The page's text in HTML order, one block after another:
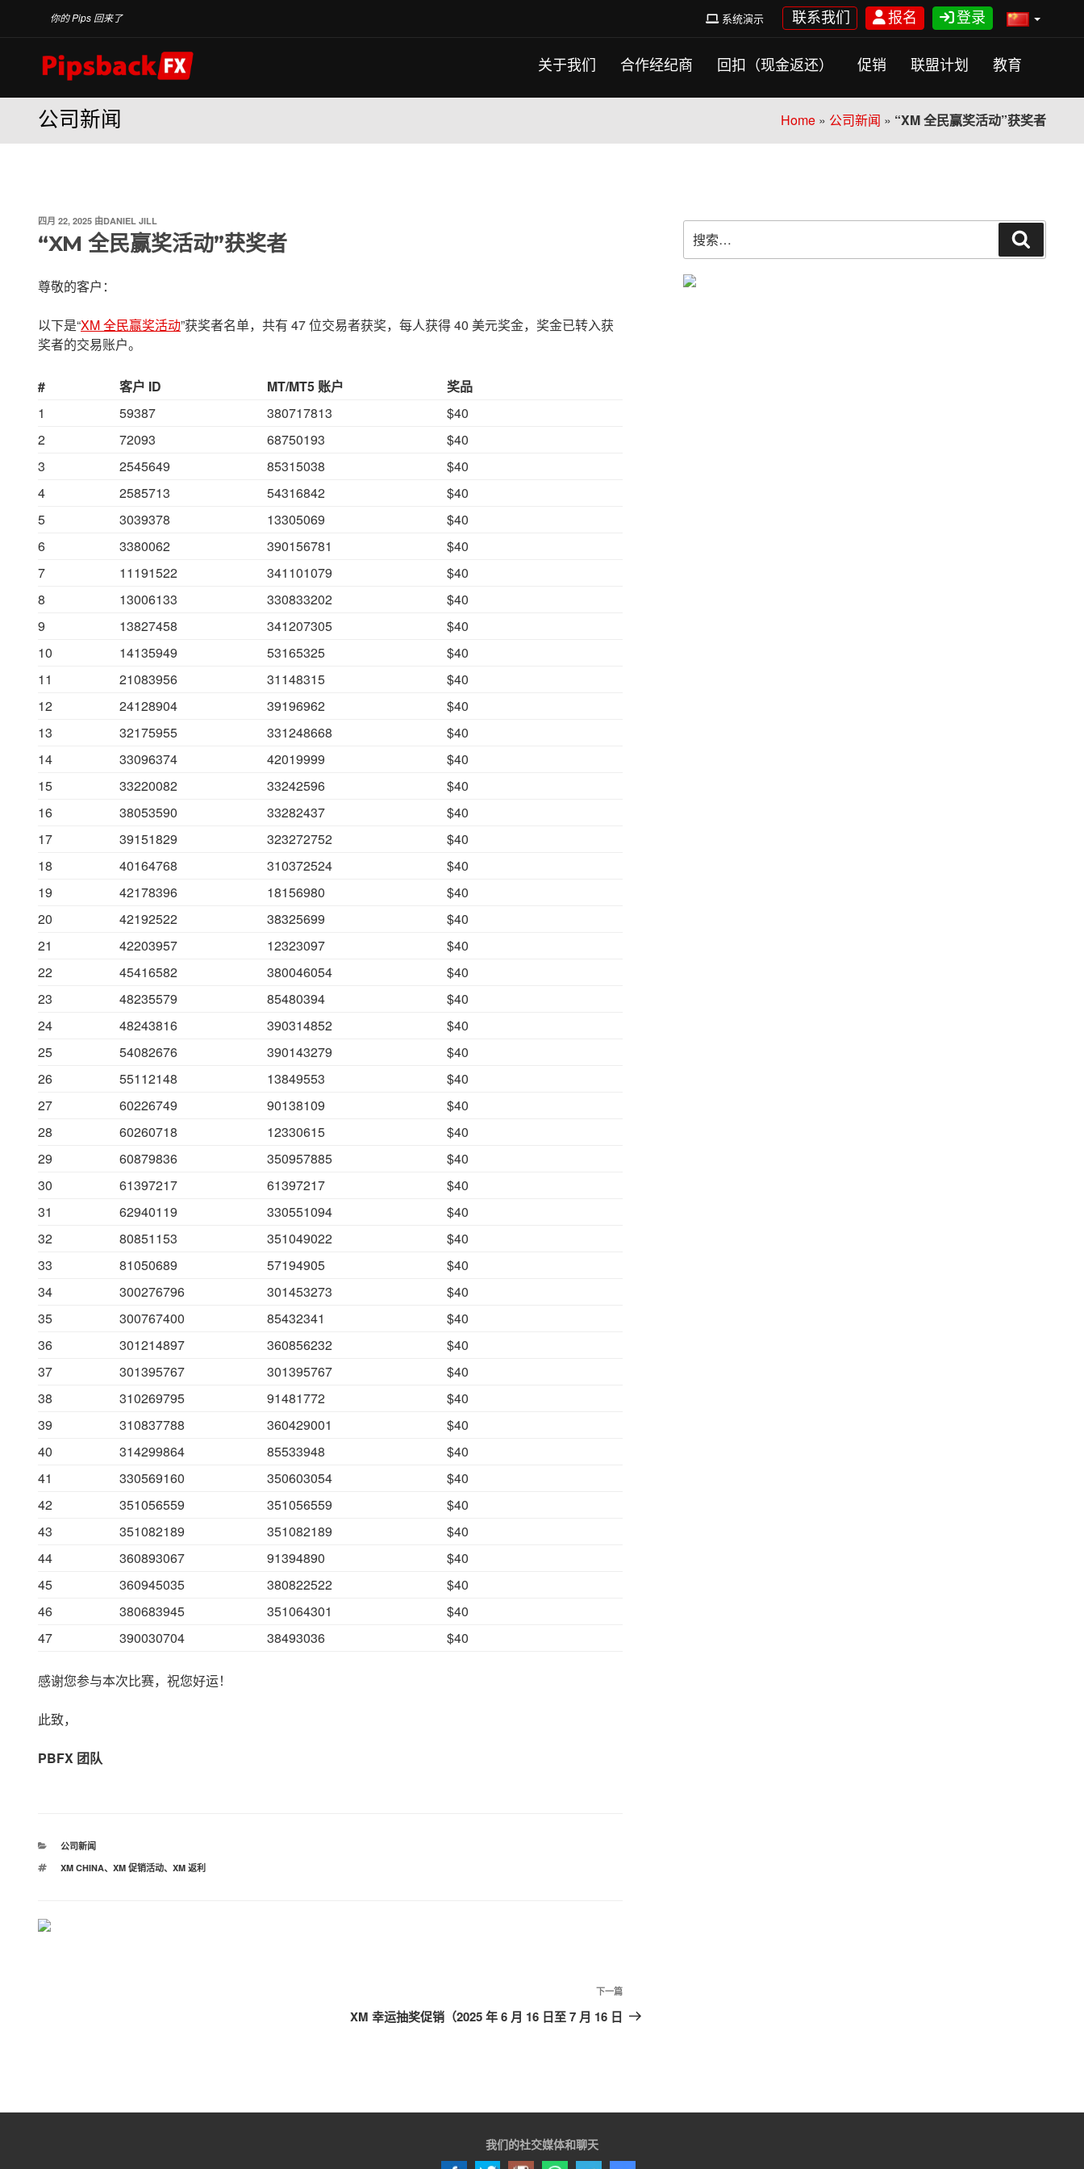
关于我们 合作经纪商 回扣（现金返还） 促销 联盟计划 教育
你的 Pips 回来了 系统演示 登录
报名
联系我们
公司新闻 Home » 公司新闻 » “XM 全民赢奖活动”获奖者
发
于
四月 22, 2025 由DANIEL JILL
“XM 全民赢奖活动”获奖者
尊敬的客户：
以下是“XM 全民赢奖活动”获奖者名单，共有 47 位交易者获奖，每人获得 40 美元奖金，奖金已转入获
奖者的交易账户。
# 客户 ID MT/MT5 账户
奖品
1
59387 380717813
$40
2
72093 68750193
$40
3
2545649 85315038
$40
4
2585713 54316842
$40
5
3039378 13305069
$40
6
3380062 390156781
$40
7
11191522 341101079
$40
8
13006133 330833202
$40
9
13827458 341207305
$40
10
14135949 53165325
$40
11
21083956 31148315
$40
12
24128904 39196962
$40
13
32175955 331248668
$40
14
33096374 42019999
$40
15
33220082 33242596
$40
16
38053590 33282437
$40
17
39151829 323272752
$40
18
40164768 310372524
$40
19
42178396 18156980
$40
20
42192522 38325699
$40
21
42203957 12323097
$40
22
45416582 380046054
$40
23
48235579 85480394
$40
24
48243816 390314852
$40
25
54082676 390143279
$40
26
55112148 13849553
$40
27
60226749 90138109
$40
28
60260718 12330615
$40
29
60879836 350957885
$40
30
61397217 61397217
$40
31
62940119 330551094
$40
32
80851153 351049022
$40
33
81050689 57194905
$40
34
300276796 301453273
$40
35
300767400 85432341
$40
36
301214897 360856232
$40
37
301395767 301395767
$40
38
310269795 91481772
$40
39
310837788 360429001
$40
40
314299864 85533948
$40
41
330569160 350603054
$40
42
351056559 351056559
$40
43
351082189 351082189
$40
44
360893067 91394890
$40
45
360945035 380822522
$40
46
380683945 351064301
$40
47
390030704 38493036 $40
感谢您参与本次比赛，祝您好运！
此致，
PBFX 团队
分
公司新闻
标
XM CHINA、 XM 促销活动、 XM 返利
下
一
下一篇
XM 幸运抽奖促销（2025 年 6 月 16 日至 7 月 16 日
索：
索
我们的社交媒体和聊天